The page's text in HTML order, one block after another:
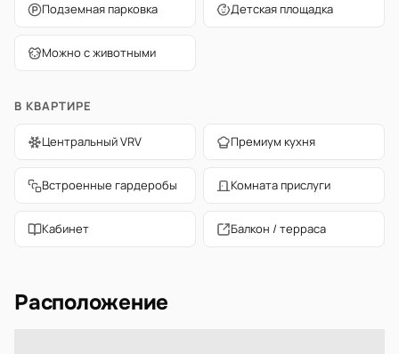
Подземная парковка Детская площадка
Можно с животными
В КВАРТИРЕ
Центральный VRV Премиум кухня
Встроенные гардеробы Комната прислуги
Кабинет Балкон / терраса
Расположение